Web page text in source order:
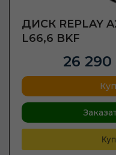
ДИСК REPLAY
L66,6 BKF
26 290